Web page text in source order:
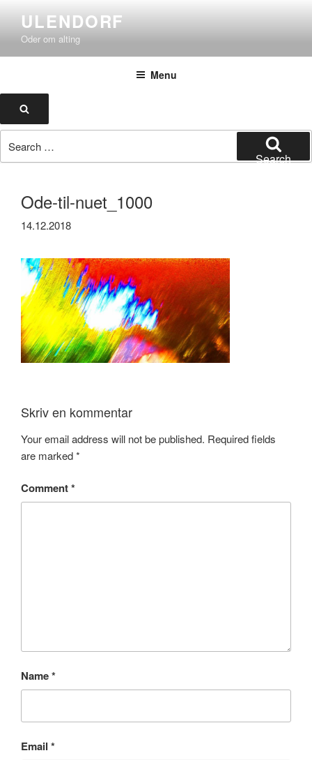
content
ULENDORF
Oder om alting
Menu
for:
Search
Ode-til-nuet_1000
14.12.2018
Skriv en kommentar
Your email address will not be published. Required fields
are marked*
Comment*
Name*
Email *